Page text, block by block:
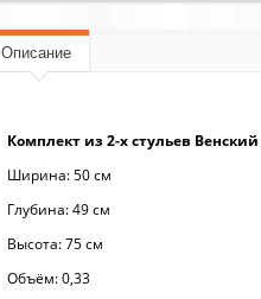
Описание
Комплект из 2-х стульев
Ширина: 50 см
Глубина: 49 см
Высота: 75 см
Объём: 0,33